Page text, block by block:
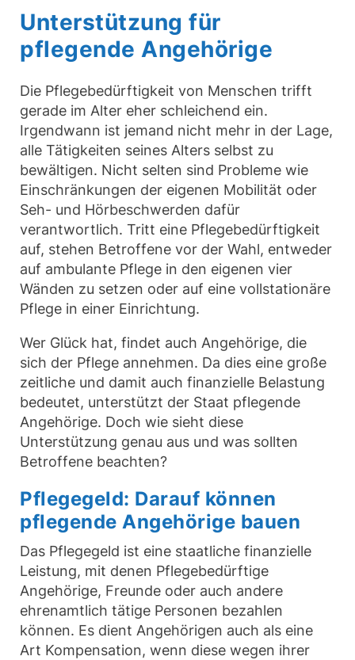
Unterstützung für
pflegende Angehörige
Die Pflegebedürftigkeit von Menschen trifft
gerade im Alter eher schleichend ein.
Irgendwann ist jemand nicht mehr in der Lage,
alle Tätigkeiten seines Alters selbst zu
bewältigen. Nicht selten sind Probleme wie
Einschränkungen der eigenen Mobilität oder
Seh- und Hörbeschwerden dafür
verantwortlich. Tritt eine Pflegebedürftigkeit
auf, stehen Betroffene vor der Wahl, entweder
auf ambulante Pflege in den eigenen vier
Wänden zu setzen oder auf eine vollstationäre
Pflege in einer Einrichtung.
Wer Glück hat, findet auch Angehörige, die
sich der Pflege annehmen. Da dies eine große
zeitliche und damit auch finanzielle Belastung
bedeutet, unterstützt der Staat pflegende
Angehörige. Doch wie sieht diese
Unterstützung genau aus und was sollten
Betroffene beachten?
Pflegegeld: Darauf können
pflegende Angehörige bauen
Das Pflegegeld ist eine staatliche finanzielle
Leistung, mit denen Pflegebedürftige
Angehörige, Freunde oder auch andere
ehrenamtlich tätige Personen bezahlen
können. Es dient Angehörigen auch als eine
Art Kompensation, wenn diese wegen ihrer